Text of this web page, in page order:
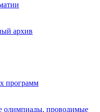
архив
программ
олимпиады, проводимые